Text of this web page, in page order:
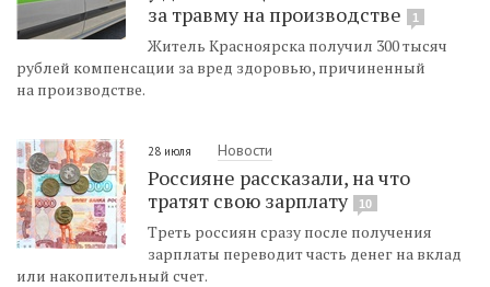
за травму на производстве
1
Житель Красноярска получил 300 тысяч
рублей компенсации за вред здоровью, причиненный
на производстве.
28 июля Новости
Россияне рассказали, на что
тратят свою зарплату
10
Треть россиян сразу после получения
зарплаты переводит часть денег на вклад
или накопительный счет.